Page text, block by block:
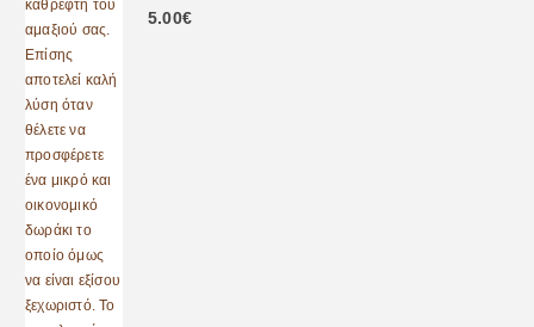
0 out of 5
5.00€